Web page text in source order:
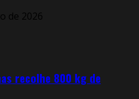
de 2026
recolhe 800 kg de